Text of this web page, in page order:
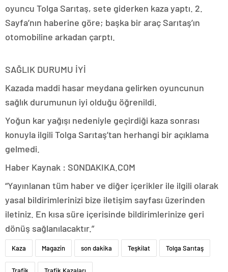
oyuncu Tolga Sarıtaş, sete giderken kaza yaptı. 2.
Sayfa’nın haberine göre; başka bir araç Sarıtaş’ın
otomobiline arkadan çarptı.
SAĞLIK DURUMU İYİ
Kazada maddi hasar meydana gelirken oyuncunun
sağlık durumunun iyi olduğu öğrenildi.
Yoğun kar yağışı nedeniyle geçirdiği kaza sonrası
konuyla ilgili Tolga Sarıtaş’tan herhangi bir açıklama
gelmedi.
Haber Kaynak : SONDAKIKA.COM
“Yayınlanan tüm haber ve diğer içerikler ile ilgili olarak
yasal bildirimlerinizi bize iletişim sayfası üzerinden
iletiniz. En kısa süre içerisinde bildirimlerinize geri
dönüş sağlanılacaktır.”
Kaza Magazin son dakika Teşkilat Tolga Sarıtaş